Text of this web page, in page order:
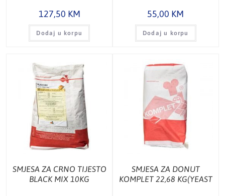
127,50 KM
Dodaj u korpu
55,00 KM
Dodaj u korpu
SMJESA ZA CRNO TIJESTO
BLACK MIX 10KG
SMJESA ZA DONUT
KOMPLET 22,68 KG(YEAST